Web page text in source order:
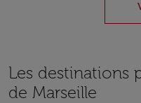
Les destinations
de Marseille